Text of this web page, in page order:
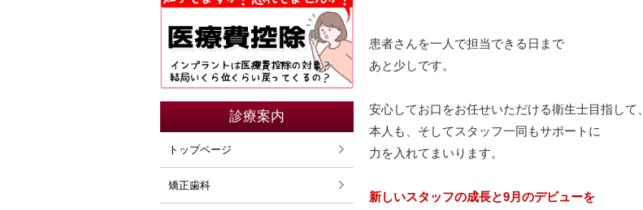
患者さんを一人で担当できる日まで
あと少しです。
安心してお口をお任せいただける衛生士目指して、
本人も、そしてスタッフ一同もサポートに
力を入れてまいります。
新しいスタッフの成長と9月のデビューを
2025年02月
2025年01月
2024年11月
2024年10月
2024年09月
2024年08月
診療案内
トップページ
矯正歯科